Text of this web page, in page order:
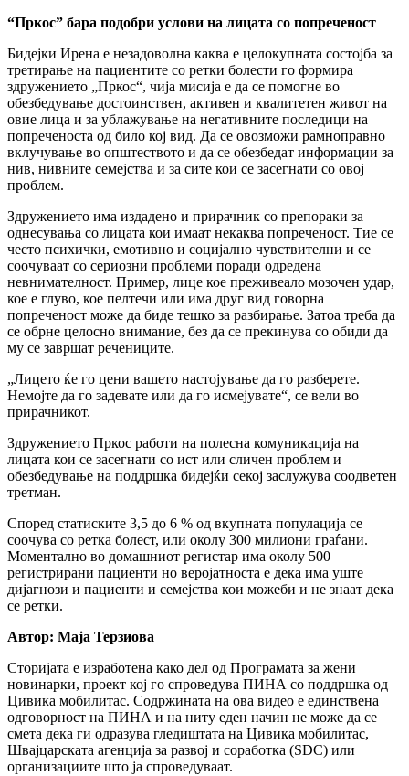
“Пркос” бара подобри услови на лицата со попреченост
Бидејки Ирена е незадоволна каква е целокупната состојба за
третирање на пациентите со ретки болести го формира
здружението „Пркос“, чија мисија е да се помогне во
обезбедување достоинствен, активен и квалитетен живот на
овие лица и за ублажување на негативните последици на
попреченоста од било кој вид. Да се овозможи рамноправно
вклучување во општеството и да се обезбедат информации за
нив, нивните семејства и за сите кои се засегнати со овој
проблем.
Здружението има издадено и прирачник со препораки за
однесувања со лицата кои имаат некаква попреченост. Тие се
често психички, емотивно и социјално чувствителни и се
соочуваат со сериозни проблеми поради одредена
невнимателност. Пример, лице кое преживеало мозочен удар,
кое е глуво, кое пелтечи или има друг вид говорна
попреченост може да биде тешко за разбирање. Затоа треба да
се обрне целосно внимание, без да се прекинува со обиди да
му се завршат речениците.
„Лицето ќе го цени вашето настојување да го разберете.
Немојте да го задевате или да го исмејувате“, се вели во
прирачникот.
Здружението Пркос работи на полесна комуникација на
лицата кои се засегнати со ист или сличен проблем и
обезбедување на поддршка бидејќи секој заслужува соодветен
третман.
Според статиските 3,5 до 6 % од вкупната популација се
соочува со ретка болест, или околу 300 милиони граѓани.
Моментално во домашниот регистар има околу 500
регистрирани пациенти но веројатноста е дека има уште
дијагнози и пациенти и семејства кои можеби и не знаат дека
се ретки.
Автор: Маја Терзиова
Сторијата е изработена како дел од Програмата за жени
новинарки, проект кој го спроведува ПИНА со поддршка од
Цивика мобилитас. Содржината на ова видео е единствена
одговорност на ПИНА и на ниту еден начин не може да се
смета дека ги одразува гледиштата на Цивика мобилитас,
Швајцарската агенција за развој и соработка (SDC) или
организациите што ја спроведуваат.